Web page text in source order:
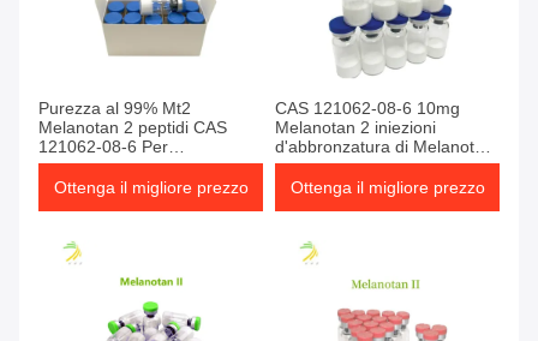
Purezza al 99% Mt2
Melanotan 2 peptidi CAS
121062-08-6 Per
abbronzatura della pelle
Ottenga il migliore prezzo
CAS 121062-08-6 10mg
Melanotan 2 iniezioni
d'abbronzatura di Melanotan
del peptide (Mt2)
Ottenga il migliore prezzo